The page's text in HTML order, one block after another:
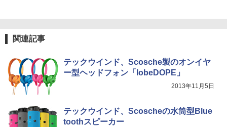
関連記事
テックウインド、Scosche製のオンイヤ
ー型ヘッドフォン「lobeDOPE」
2013年11月5日
テックウインド、Scoscheの水筒型Blue
toothスピーカー